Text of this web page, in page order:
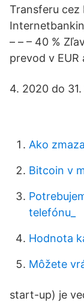
Transferu cez
– – – 40 %
prevod v EUR
4. 2020 do 31.
Ako
Bitcoin v
telefónu_
Hodnota
Môžete
start-up) je